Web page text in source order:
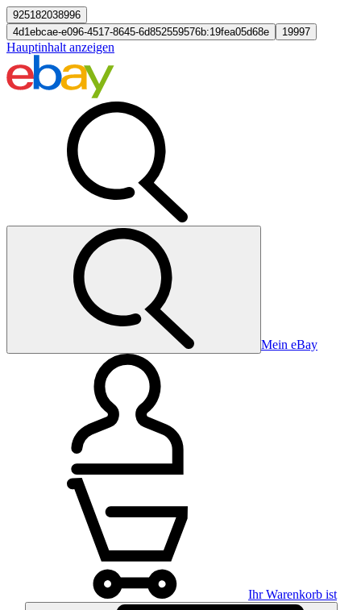
925182038996
4d1ebcae-e096-4517-8645-6d852559576b:19fea05d68e
19997
Hauptinhalt anzeigen
Mein eBay
Ihr Warenkorb ist